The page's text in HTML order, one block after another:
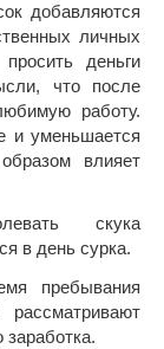
добавляются
личных
деньги
что после
работу.
и уменьшается
влияет
скука
в день сурка.
пребывания